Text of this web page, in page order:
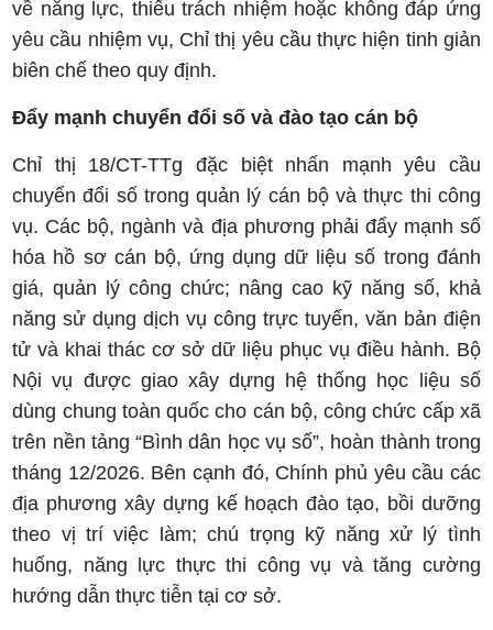
về năng lực, thiếu trách nhiệm hoặc không đáp ứng
yêu cầu nhiệm vụ, Chỉ thị yêu cầu thực hiện tinh giản
biên chế theo quy định.
Đẩy mạnh chuyển đổi số và đào tạo cán bộ
Chỉ thị 18/CT-TTg đặc biệt nhấn mạnh yêu cầu
chuyển đổi số trong quản lý cán bộ và thực thi công
vụ. Các bộ, ngành và địa phương phải đẩy mạnh số
hóa hồ sơ cán bộ, ứng dụng dữ liệu số trong đánh
giá, quản lý công chức; nâng cao kỹ năng số, khả
năng sử dụng dịch vụ công trực tuyến, văn bản điện
tử và khai thác cơ sở dữ liệu phục vụ điều hành. Bộ
Nội vụ được giao xây dựng hệ thống học liệu số
dùng chung toàn quốc cho cán bộ, công chức cấp xã
trên nền tảng “Bình dân học vụ số”, hoàn thành trong
tháng 12/2026. Bên cạnh đó, Chính phủ yêu cầu các
địa phương xây dựng kế hoạch đào tạo, bồi dưỡng
theo vị trí việc làm; chú trọng kỹ năng xử lý tình
huống, năng lực thực thi công vụ và tăng cường
hướng dẫn thực tiễn tại cơ sở.